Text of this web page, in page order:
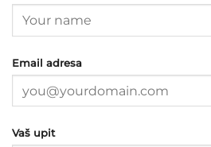
Email adresa
Vaš upit